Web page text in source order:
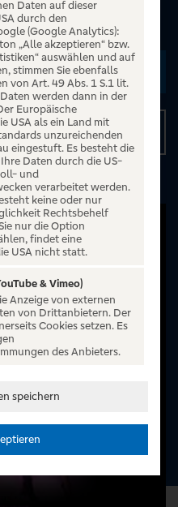
Terminen
Daten auf dieser
durch den
(Google Analytics):
„Alle akzeptieren“ bzw.
auswählen und auf
stimmen Sie ebenfalls
von Art. 49 Abs. 1 S.1 lit.
werden dann in der
Europäische
USA als ein Land mit
unzureichenden
eingestuft. Es besteht die
Daten durch die US-
und
verarbeitet werden.
keine oder nur
Rechtsbehelf
nur die Option
findet eine
USA nicht statt.
& Vimeo)
Anzeige von externen
von Drittanbietern. Der
Cookies setzen. Es
des Anbieters.
speichern